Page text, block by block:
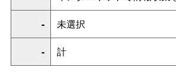
- 未選択
- 計